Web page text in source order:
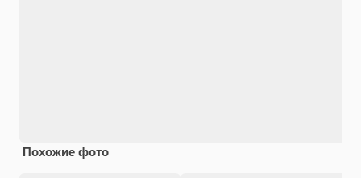
Похожие фото